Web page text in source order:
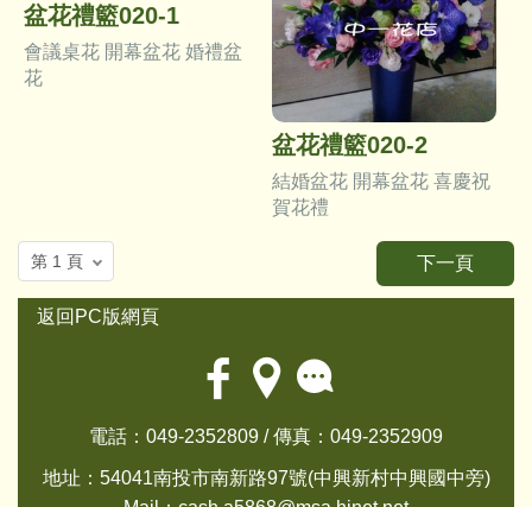
盆花禮籃020-1
會議桌花 開幕盆花 婚禮盆
花
盆花禮籃020-2
結婚盆花 開幕盆花 喜慶祝
賀花禮
下一頁
返回PC版網頁
電話：049-2352809 / 傳真：049-2352909
地址：54041南投市南新路97號(中興新村中興國中旁)